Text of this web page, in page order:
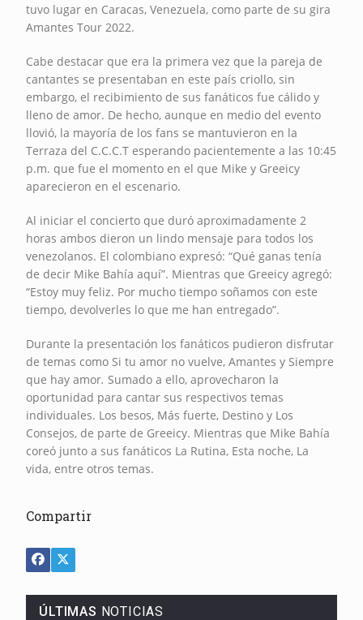
tuvo lugar en Caracas, Venezuela, como parte de su gira
Amantes Tour 2022.
Cabe destacar que era la primera vez que la pareja de
cantantes se presentaban en este país criollo, sin
embargo, el recibimiento de sus fanáticos fue cálido y
lleno de amor. De hecho, aunque en medio del evento
llovió, la mayoría de los fans se mantuvieron en la
Terraza del C.C.C.T esperando pacientemente a las 10:45
p.m. que fue el momento en el que Mike y Greeicy
aparecieron en el escenario.
Al iniciar el concierto que duró aproximadamente 2
horas ambos dieron un lindo mensaje para todos los
venezolanos. El colombiano expresó: “Qué ganas tenía
de decir Mike Bahía aquí”. Mientras que Greeicy agregó:
“Estoy muy feliz. Por mucho tiempo soñamos con este
tiempo, devolverles lo que me han entregado”.
Durante la presentación los fanáticos pudieron disfrutar
de temas como Si tu amor no vuelve, Amantes y Siempre
que hay amor. Sumado a ello, aprovecharon la
oportunidad para cantar sus respectivos temas
individuales. Los besos, Más fuerte, Destino y Los
Consejos, de parte de Greeicy. Mientras que Mike Bahía
coreó junto a sus fanáticos La Rutina, Esta noche, La
vida, entre otros temas.
Compartir
ÚLTIMAS NOTICIAS